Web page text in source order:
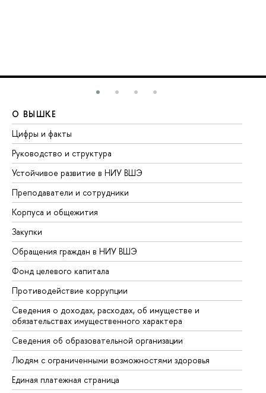
О ВЫШКЕ
Цифры и факты
Руководство и структура
Устойчивое развитие в НИУ ВШЭ
Преподаватели и сотрудники
Корпуса и общежития
Закупки
Обращения граждан в НИУ ВШЭ
Фонд целевого капитала
Противодействие коррупции
Сведения о доходах, расходах, об имуществе и
обязательствах имущественного характера
Сведения об образовательной организации
Людям с ограниченными возможностями здоровья
Единая платежная страница